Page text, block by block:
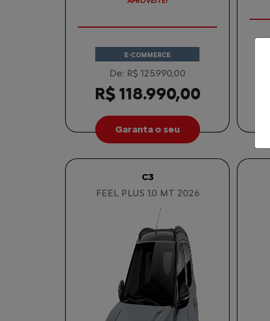
E-COMMERCE
De: R$ 125.990,00
R$ 118.990,00
Garanta o seu
C3
FEEL PLUS 1.0 MT 2026